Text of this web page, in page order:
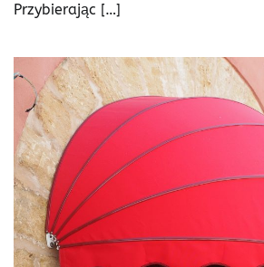
Przybierając […]